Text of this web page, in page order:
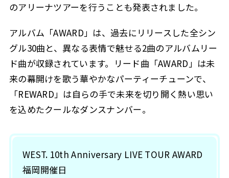
のアリーナツアーを行うことも発表されました。
アルバム「AWARD」は、過去にリリースした全シン
グル30曲と、異なる表情で魅せる2曲のアルバムリー
ド曲が収録されています。リード曲「AWARD」は未
来の幕開けを歌う華やかなパーティーチューンで、
「REWARD」は自らの手で未来を切り開く熱い思い
を込めたクールなダンスナンバー。
WEST. 10th Anniversary LIVE TOUR AWARD
福岡開催日